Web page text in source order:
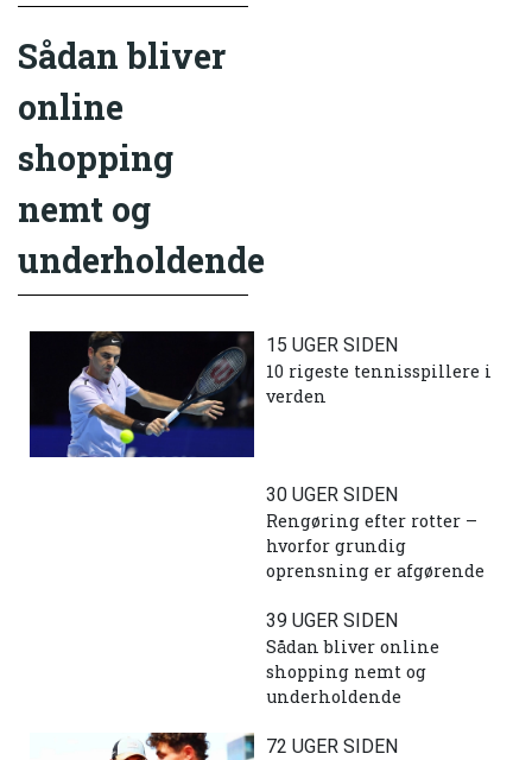
Sådan bliver
online
shopping
nemt og
underholdende
15 UGER SIDEN
10 rigeste tennisspillere i
verden
30 UGER SIDEN
Rengøring efter rotter –
hvorfor grundig
oprensning er afgørende
39 UGER SIDEN
Sådan bliver online
shopping nemt og
underholdende
72 UGER SIDEN